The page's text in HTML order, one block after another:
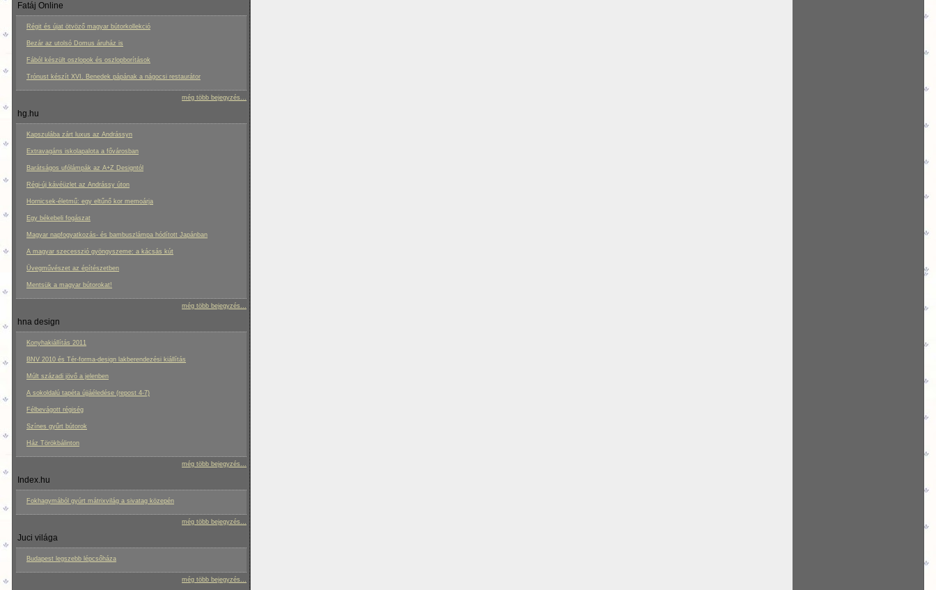
Fatáj Online
Régit és újat ötvöző magyar bútorkollekció
Bezár az utolsó Domus áruház is
Fából készült oszlopok és oszlopborítások
Trónust készít XVI. Benedek pápának a nágocsi restaurátor
még több bejegyzés...
hg.hu
Kapszulába zárt luxus az Andrássyn
Extravagáns iskolapalota a fővárosban
Barátságos ufólámpák az A+Z Designtól
Régi-új kávéüzlet az Andrássy úton
Hornicsek-életmű: egy eltűnő kor memoárja
Egy békebeli fogászat
Magyar napfogyatkozás- és bambuszlámpa hódított Japánban
A magyar szecesszió gyöngyszeme: a kácsás kút
Üvegművészet az építészetben
Mentsük a magyar bútorokat!
még több bejegyzés...
hna design
Konyhakiállítás 2011
BNV 2010 és Tér-forma-design lakberendezési kiállítás
Múlt századi jövő a jelenben
A sokoldalú tapéta újjáéledése (repost 4-7)
Félbevágott régiség
Színes gyűrt bútorok
Ház Törökbálinton
még több bejegyzés...
Index.hu
Fokhagymából gyúrt mátrixvilág a sivatag közepén
még több bejegyzés...
Juci világa
Budapest legszebb lépcsőháza
még több bejegyzés...